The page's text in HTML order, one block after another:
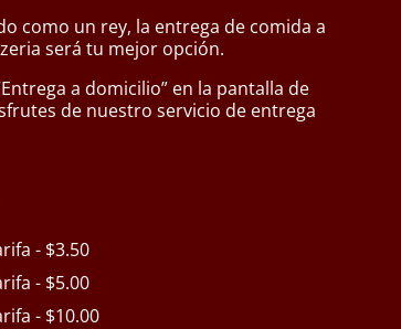
como un rey, la entrega de comida a
será tu mejor opción.
a domicilio” en la pantalla de
de nuestro servicio de entrega
- $3.50
- $5.00
- $10.00